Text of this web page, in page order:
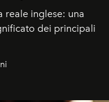
reale inglese: una
dei principali